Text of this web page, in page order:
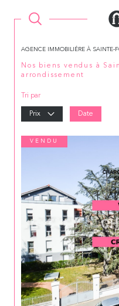
AGENCE IMMOBILIÉRE À SAINTE-
Nos biens vendus à Sainte-Foy-lès-Lyon, Lyon 5ème
arrondissement
Tri par
Prix Date
VENDU